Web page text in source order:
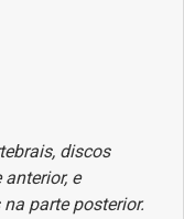
discos
e
parte posterior.